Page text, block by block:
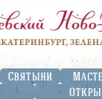
Святыни